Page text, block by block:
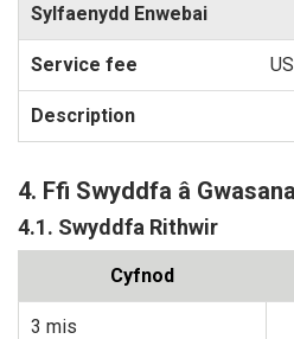
Sylfaenydd Enwebai
4. Ffi Swyddfa â
4.1. Swyddfa Rithwir
Cyfnod
3 mis